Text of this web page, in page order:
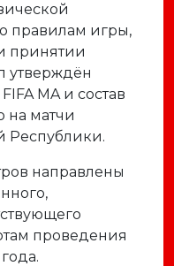
правилам игры,
принятии
утверждён
MA и состав
на матчи
Республики.
направлены
проведения